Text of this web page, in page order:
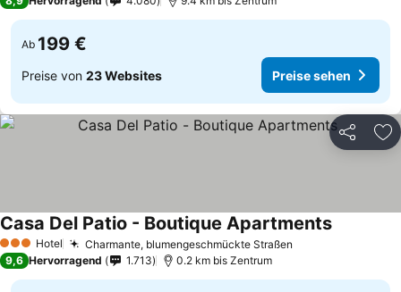
Ab 199 €
Preise von 23 Websites Preise sehen
Teilen
3 SterneHotel Charmante, blumengeschmückte Straßen
Casa Del Patio - Boutique Apartments
9,6 Hervorragend 1.713 0.2 km bis Zentrum